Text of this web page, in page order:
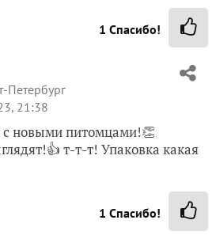
1 Спасибо!
Петербург
21:38
новыми питомцами!👏
т-т-т! Упаковка какая
1 Спасибо!